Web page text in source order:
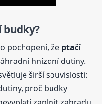
budky?
pochopení, že ptačí
hnízdní dutiny.
širší souvislosti:
proč budky
zaplnit zahradu